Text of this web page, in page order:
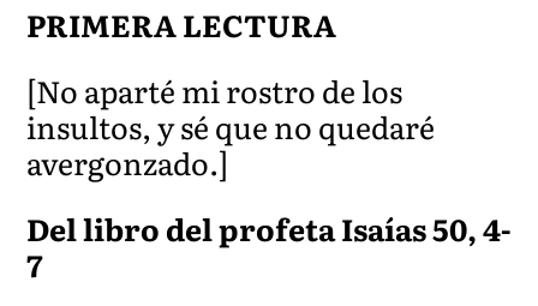
PRIMERA LECTURA
[No aparté mi rostro de los
insultos, y sé que no quedaré
avergonzado.]
Del libro del profeta Isaías 50, 4-
7